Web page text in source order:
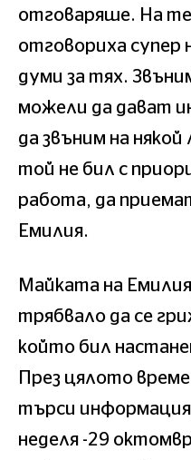
отговаряше. На
отговориха супер
думи за тях.
можели да дават
да звъним на някой
той не бил с
работа, да
Емилия.
Майката на
трябвало да се
който бил
През цялото
търси
неделя -29